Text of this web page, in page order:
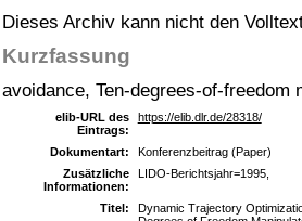
Dieses Archiv kann nicht den
Kurzfassung
avoidance, Ten-degrees-of-freedom
elib-URL des
Eintrags:
https://elib.dlr.de/28318/
Dokumentart:
Konferenzbeitrag (Paper)
Zusätzliche
Informationen:
LIDO-Berichtsjahr=1995,
Titel:
Dynamic Trajectory